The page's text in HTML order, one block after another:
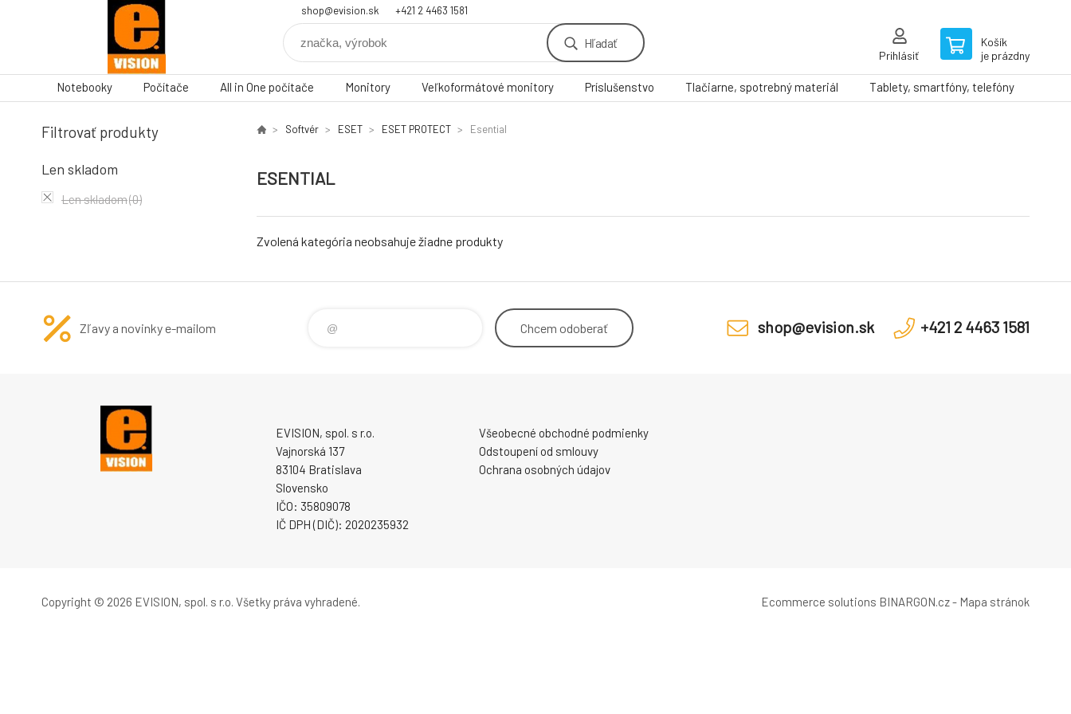
shop@evision.sk +421 2 4463 1581
Hľadať
Prihlásiť
Košík
je prázdny
Notebooky Počítače All in One počítače Monitory Veľkoformátové monitory Príslušenstvo Tlačiarne, spotrebný materiál Tablety, smartfóny, telefóny
Filtrovať produkty
Len skladom
Len skladom(0)
Softvér ESET ESET PROTECT Esential
ESENTIAL
Zvolená kategória neobsahuje žiadne produkty
Zľavy a novinky e-mailom Chcem odoberať shop@evision.sk +421 2 4463 1581
EVISION, spol. s r.o.
Vajnorská 137
83104 Bratislava
Slovensko
IČO: 35809078
IČ DPH (DIČ): 2020235932
Všeobecné obchodné podmienky
Odstoupení od smlouvy
Ochrana osobných údajov
Copyright © 2026 EVISION, spol. s r.o. Všetky práva vyhradené. Ecommerce solutions BINARGON.cz- Mapa stránok